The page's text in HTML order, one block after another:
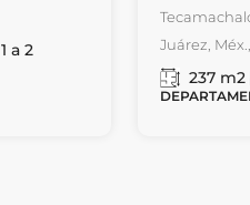
1 a 2
Juárez,
237 m2